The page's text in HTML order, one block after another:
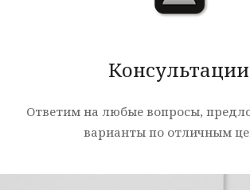
Консультации
Ответим на любые вопросы,
варианты по отличным